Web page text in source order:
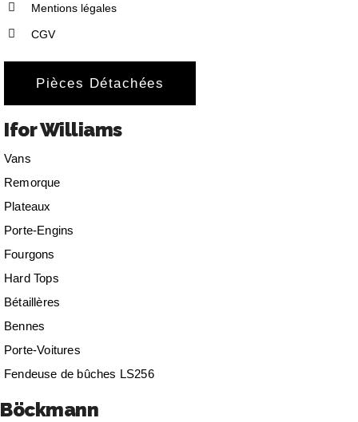
Mentions légales
CGV
Pièces Détachées
Ifor Williams
Vans
Remorque
Plateaux
Porte-Engins
Fourgons
Hard Tops
Bétaillères
Bennes
Porte-Voitures
Fendeuse de bûches LS256
Böckmann